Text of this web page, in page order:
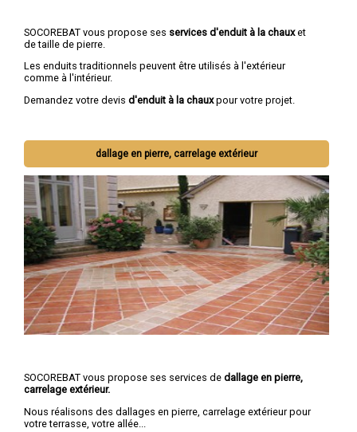
SOCOREBAT vous propose ses services d'enduit à la chauxet
de taille de pierre.
Les enduits traditionnels peuvent être utilisés à l'extérieur
comme à l'intérieur.
Demandez votre devis d'enduit à la chauxpour votre projet.
dallage en pierre, carrelage extérieur
SOCOREBAT vous propose ses services de dallage en pierre,
carrelage extérieur.
Nous réalisons des dallages en pierre, carrelage extérieur pour
votre terrasse, votre allée...